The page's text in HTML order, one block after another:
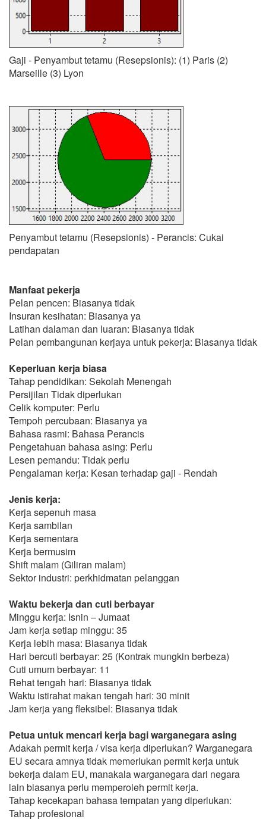
Gaji - Penyambut tetamu (Resepsionis): (1) Paris (2)
Marseille (3) Lyon
Penyambut tetamu (Resepsionis) - Perancis: Cukai
pendapatan
Manfaat pekerja
Pelan pencen: Biasanya tidak
Insuran kesihatan: Biasanya ya
Latihan dalaman dan luaran: Biasanya tidak
Pelan pembangunan kerjaya untuk pekerja: Biasanya tidak
Keperluan kerja biasa
Tahap pendidikan: Sekolah Menengah
Persijilan Tidak diperlukan
Celik komputer: Perlu
Tempoh percubaan: Biasanya ya
Bahasa rasmi: Bahasa Perancis
Pengetahuan bahasa asing: Perlu
Lesen pemandu: Tidak perlu
Pengalaman kerja: Kesan terhadap gaji - Rendah
Jenis kerja:
Kerja sepenuh masa
Kerja sambilan
Kerja sementara
Kerja bermusim
Shift malam (Giliran malam)
Sektor industri: perkhidmatan pelanggan
Waktu bekerja dan cuti berbayar
Minggu kerja: Isnin – Jumaat
Jam kerja setiap minggu: 35
Kerja lebih masa: Biasanya tidak
Hari bercuti berbayar: 25 (Kontrak mungkin berbeza)
Cuti umum berbayar: 11
Rehat tengah hari: Biasanya tidak
Waktu istirahat makan tengah hari: 30 minit
Jam kerja yang fleksibel: Biasanya tidak
Petua untuk mencari kerja bagi warganegara asing
Adakah permit kerja / visa kerja diperlukan? Warganegara
EU secara amnya tidak memerlukan permit kerja untuk
bekerja dalam EU, manakala warganegara dari negara
lain biasanya perlu memperoleh permit kerja.
Tahap kecekapan bahasa tempatan yang diperlukan:
Tahap profesional